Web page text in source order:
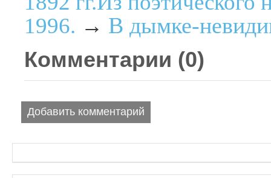
1996. → В дымке-
Комментарии (0)
Добавить комментарий